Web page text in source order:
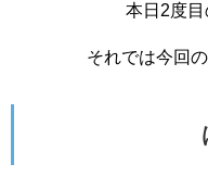
本日2度目
それでは今回